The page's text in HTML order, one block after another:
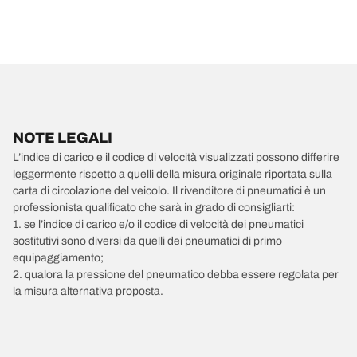
NOTE LEGALI
L’indice di carico e il codice di velocità visualizzati possono differire
leggermente rispetto a quelli della misura originale riportata sulla
carta di circolazione del veicolo. Il rivenditore di pneumatici è un
professionista qualificato che sarà in grado di consigliarti:
1. se l’indice di carico e/o il codice di velocità dei pneumatici
sostitutivi sono diversi da quelli dei pneumatici di primo
equipaggiamento;
2. qualora la pressione del pneumatico debba essere regolata per
la misura alternativa proposta.